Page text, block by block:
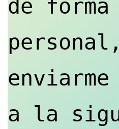
de forma
a la